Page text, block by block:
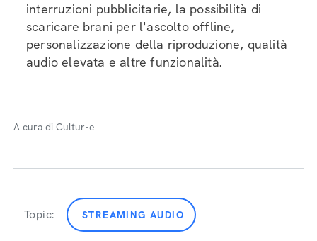
interruzioni pubblicitarie, la possibilità di
scaricare brani per l'ascolto offline,
personalizzazione della riproduzione, qualità
audio elevata e altre funzionalità.
A cura di Cultur-e
Topic: STREAMING AUDIO